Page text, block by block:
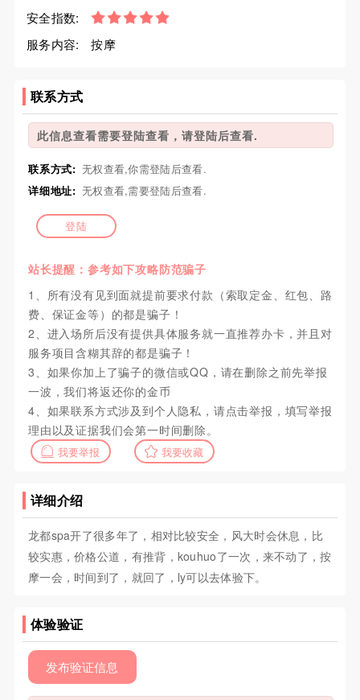
安全指数:
服务内容:
按摩
联系方式
此信息查看需要登陆查看，请登陆后查看.
联系方式: 无权查看,你需登陆后查看.
详细地址: 无权查看,需要登陆后查看.
登陆
站长提醒：参考如下攻略防范骗子
1、所有没有见到面就提前要求付款（索取定金、红包、路
费、保证金等）的都是骗子！
2、进入场所后没有提供具体服务就一直推荐办卡，并且对
服务项目含糊其辞的都是骗子！
3、如果你加上了骗子的微信或QQ，请在删除之前先举报
一波，我们将返还你的金币
4、如果联系方式涉及到个人隐私，请点击举报，填写举报
理由以及证据我们会第一时间删除。
我要举报 我要收藏
详细介绍
龙都spa开了很多年了，相对比较安全，风大时会休息，比
较实惠，价格公道，有推背，kouhuo了一次，来不动了，按
摩一会，时间到了，就回了，ly可以去体验下。
体验验证
发布验证信息